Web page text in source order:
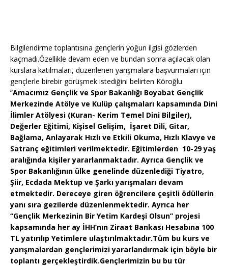
Bilgilendirme toplantısına gençlerin yoğun ilgisi gözlerden
kaçmadı.Özellikle devam eden ve bundan sonra açılacak olan
kurslara katılmaları, düzenlenen yarışmalara başvurmaları için
gençlerle birebir görüşmek istediğini belirten Köroğlu
”Amacımız Gençlik ve Spor Bakanlığı Boyabat Gençlik
Merkezinde Atölye ve Kulüp çalışmaları kapsamında Dini
İlimler Atölyesi (Kuran- Kerim Temel Dini Bilgiler),
Değerler Eğitimi, Kişisel Gelişim, İşaret Dili, Gitar,
Bağlama, Anlayarak Hızlı ve Etkili Okuma, Hızlı Klavye ve
Satranç eğitimleri verilmektedir. Eğitimlerden 10-29 yaş
aralığında kişiler yararlanmaktadır. Ayrıca Gençlik ve
Spor Bakanlığının ülke genelinde düzenlediği Tiyatro,
Şiir, Ecdada Mektup ve Şarkı yarışmaları devam
etmektedir. Dereceye giren öğrencilere çeşitli ödüllerin
yanı sıra gezilerde düzenlenmektedir. Ayrıca her
“Gençlik Merkezinin Bir Yetim Kardeşi Olsun” projesi
kapsamında her ay İHH’nın Ziraat Bankası Hesabına 100
TL yatırılıp Yetimlere ulaştırılmaktadır.Tüm bu kurs ve
yarışmalardan gençlerimizi yararlandırmak için böyle bir
toplantı gerçekleştirdik.Gençlerimizin bu bu tür